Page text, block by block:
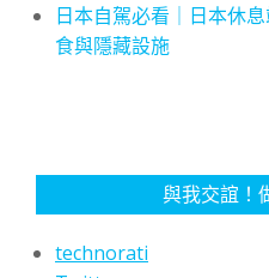
日本自駕必看｜日本休
食與隱藏設施
與我交誼！
technorati